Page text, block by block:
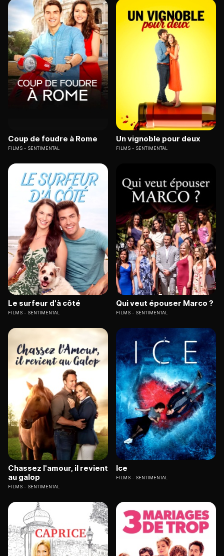
Coup de foudre à Rome
FILMS SENTIMENTAL
Un vignoble pour deux
FILMS SENTIMENTAL
Le surfeur d'à côté
FILMS SENTIMENTAL
Qui veut épouser Marco ?
FILMS SENTIMENTAL
Chassez l'amour, il revient
au galop
FILMS SENTIMENTAL
Ice
FILMS SENTIMENTAL